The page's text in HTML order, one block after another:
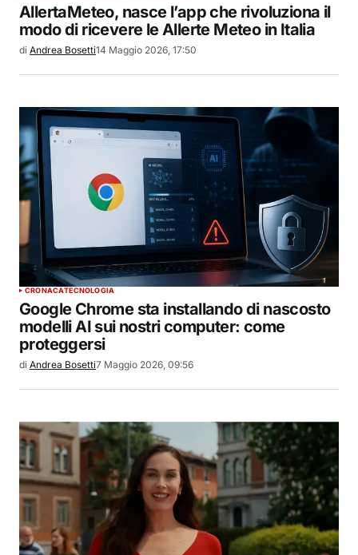
AllertaMeteo, nasce l’app che rivoluziona il
modo di ricevere le Allerte Meteo in Italia
di Andrea Bosetti14 Maggio 2026, 17:50
CRONACATECNOLOGIA
Google Chrome sta installando di nascosto
modelli AI sui nostri computer: come
proteggersi
di Andrea Bosetti7 Maggio 2026, 09:56